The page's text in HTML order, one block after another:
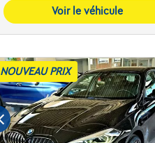
Voir le véhicule
NOUVEAU PRIX